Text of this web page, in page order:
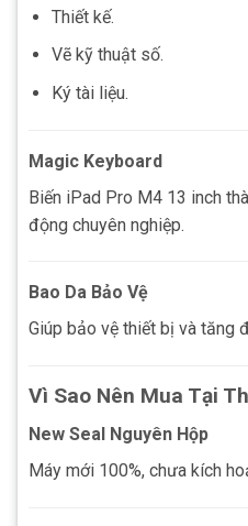
Thiết kế.
Vẽ kỹ thuật số.
Ký tài liệu.
Magic Keyboard
Biến iPad Pro M4 13 inch
động chuyên nghiệp.
Bao Da Bảo Vệ
Giúp bảo vệ thiết bị và tăng
Vì Sao Nên Mua Tại
New Seal Nguyên Hộp
Máy mới 100%, chưa kích